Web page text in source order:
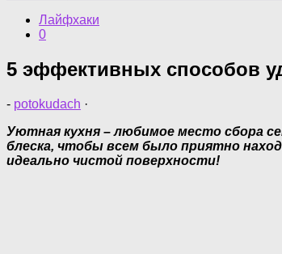
Лайфхаки
0
5 эффективных способов
- potokudach ·
Уютная кухня – любимое место сбора
блеска, чтобы всем было приятно
идеально чистой поверхности!